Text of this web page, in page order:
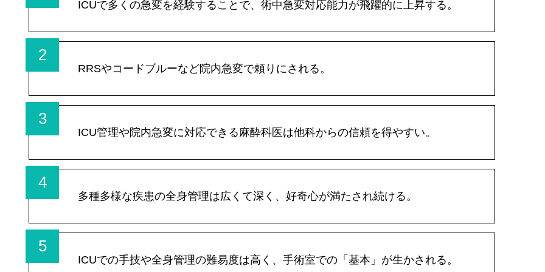
ICUで多くの急変を経験することで、術中急変対応能力が飛躍的に上昇する。
2
RRSやコードブルーなど院内急変で頼りにされる。
3
ICU管理や院内急変に対応できる麻酔科医は他科からの信頼を得やすい。
4
多種多様な疾患の全身管理は広くて深く、好奇心が満たされ続ける。
5
ICUでの手技や全身管理の難易度は高く、手術室での「基本」が生かされる。